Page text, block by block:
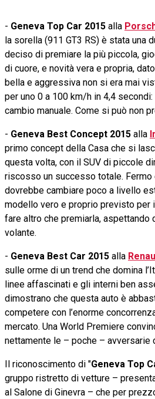
- Geneva Top Car 2015 alla
la sorella (911 GT3 RS) è stata una
deciso di premiare la più piccola,
di cuore, e novità vera e propria,
bella e aggressiva non si era mai
per uno 0 a 100 km/h in 4,4
cambio manuale. Come si può non
- Geneva Best Concept 2015 alla
primo concept della Casa che si
questa volta, con il SUV di piccole
riscosso un successo totale. Fermo
dovrebbe cambiare poco a livello
modello vero e proprio previsto per
fare altro che premiarla, aspettando
volante.
- Geneva Best Car 2015 alla
sulle orme di un trend che domina
linee affascinati e gli interni ben
dimostrano che questa auto è
competere con l’enorme
mercato. Una World Premiere
nettamente le – poche – avversarie
Il riconoscimento di "Geneva Top
gruppo ristretto di vetture –
al Salone di Ginevra – che per